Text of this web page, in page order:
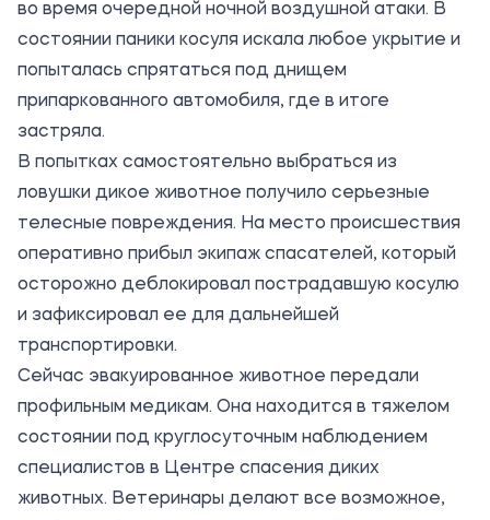
во время очередной ночной воздушной атаки. В
состоянии паники косуля искала любое укрытие и
попыталась спрятаться под днищем
припаркованного автомобиля, где в итоге
застряла.
В попытках самостоятельно выбраться из
ловушки дикое животное получило серьезные
телесные повреждения. На место происшествия
оперативно прибыл экипаж спасателей, который
осторожно деблокировал пострадавшую косулю
и зафиксировал ее для дальнейшей
транспортировки.
Сейчас эвакуированное животное передали
профильным медикам. Она находится в тяжелом
состоянии под круглосуточным наблюдением
специалистов в Центре спасения диких
животных. Ветеринары делают все возможное,